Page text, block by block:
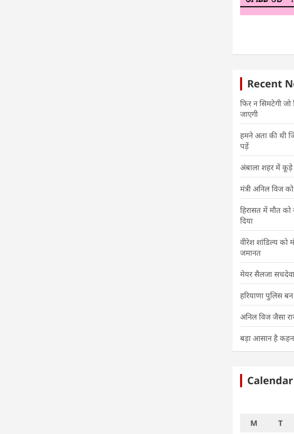
Recent
फिर न सिमटेगी
जाएगी
हमने अता की थी
पड़ें
अंबाला शहर में
मंत्री अनिल विज
हिरासत में मौत को
दिया
वीरेश शांडिल्य को
जमानत
मेयर सैलजा
हरियाणा पुलिस
अनिल विज जैसा
बड़ा आसान है
Calendar
M
T